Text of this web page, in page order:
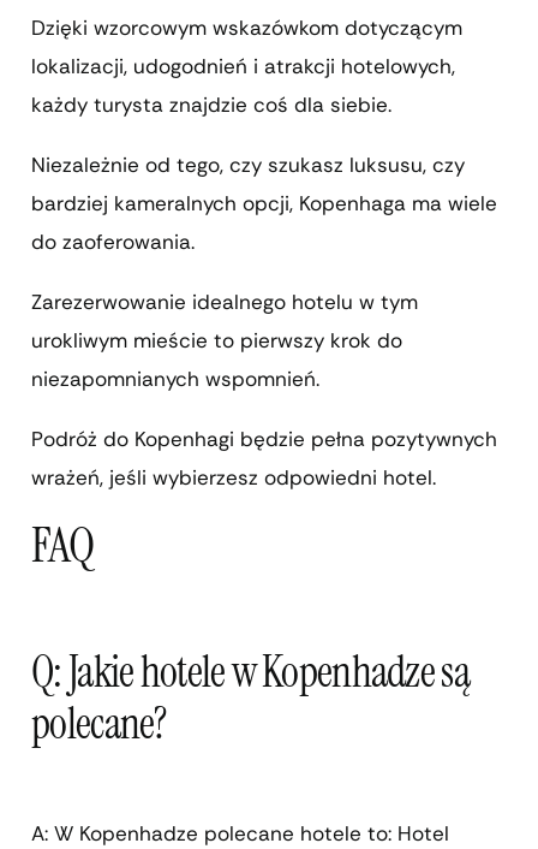
Dzięki wzorcowym wskazówkom dotyczącym
lokalizacji, udogodnień i atrakcji hotelowych,
każdy turysta znajdzie coś dla siebie.
Niezależnie od tego, czy szukasz luksusu, czy
bardziej kameralnych opcji, Kopenhaga ma wiele
do zaoferowania.
Zarezerwowanie idealnego hotelu w tym
urokliwym mieście to pierwszy krok do
niezapomnianych wspomnień.
Podróż do Kopenhagi będzie pełna pozytywnych
wrażeń, jeśli wybierzesz odpowiedni hotel.
FAQ
Q: Jakie hotele w Kopenhadze są
polecane?
A: W Kopenhadze polecane hotele to: Hotel